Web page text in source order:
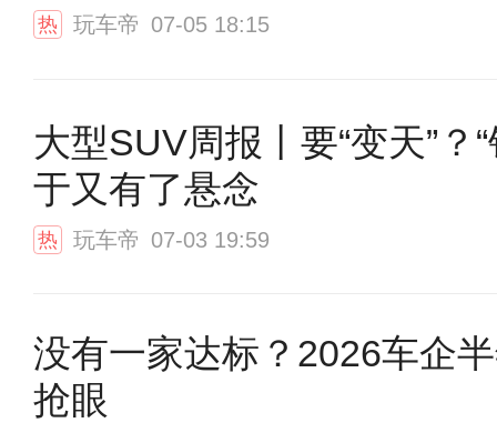
热 玩车帝 07-05 18:15
大型SUV周报丨要“变天”？
于又有了悬念
热 玩车帝 07-03 19:59
没有一家达标？2026车企
抢眼